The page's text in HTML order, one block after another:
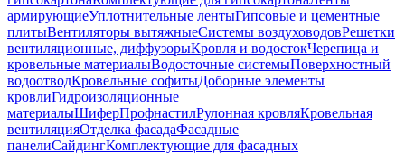
армирующиеУплотнительные лентыГипсовые и цементные
плитыВентиляторы вытяжныеСистемы воздуховодовРешетки
вентиляционные, диффузорыКровля и водостокЧерепица и
кровельные материалыВодосточные системыПоверхностный
водоотводКровельные софитыДоборные элементы
кровлиГидроизоляционные
материалыШиферПрофнастилРулонная кровляКровельная
вентиляцияОтделка фасадаФасадные
панелиСайдингКомплектующие для фасадных